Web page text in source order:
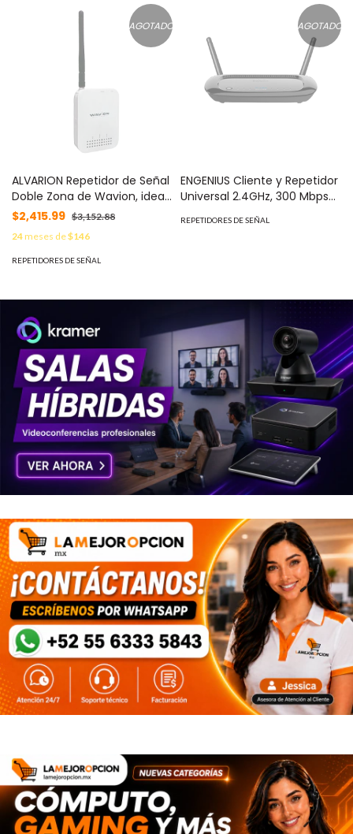
AGOTADO
ALVARION Repetidor de Señal
Doble Zona de Wavion, ideal
para cubrir zonas con baja
señal en interiores. MOD:
WCPE-24-DZR
$2,415.99 $3,152.88
24meses de$146
REPETIDORES DE SEÑAL
AGOTADO
ENGENIUS Cliente y Repetidor
Universal 2.4GHz, 300 Mbps
MOD: ERB300H
REPETIDORES DE SEÑAL